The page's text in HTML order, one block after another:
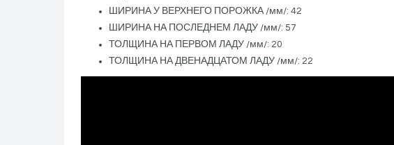
ШИРИНА У ВЕРХНЕГО ПОРОЖКА /мм/: 42
ШИРИНА НА ПОСЛЕДНЕМ ЛАДУ /мм/: 57
ТОЛЩИНА НА ПЕРВОМ ЛАДУ /мм/: 20
ТОЛЩИНА НА ДВЕНАДЦАТОМ ЛАДУ /мм/: 22